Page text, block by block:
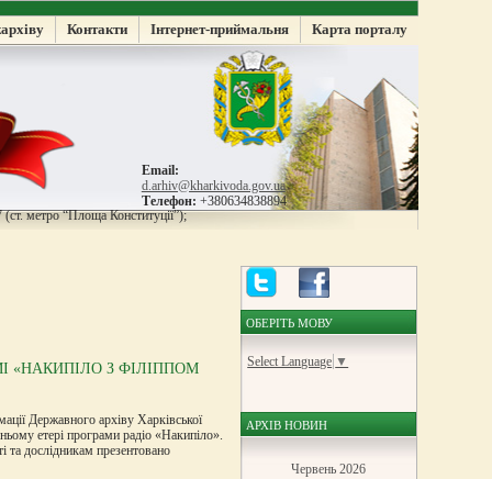
Контакти Інтернет-приймальня Карта порталу
Email:
d.arhiv@kharkivoda.gov.ua
Телефон: +380634838894
метро “Площа Конституції”);
«НАКИПІЛО З ФІЛІППОМ
Державного архіву Харківської
етері програми радіо «Накипіло».
дослідникам презентовано
ОБЕРІТЬ МОВУ
Select Language ▼
АРХІВ НОВИН
Червень 2026